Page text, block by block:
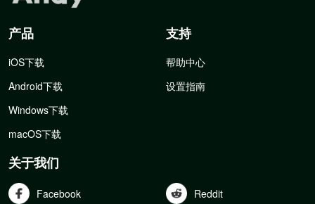
产品
iOS下载
Android下载
Windows下载
macOS下载
支持
帮助中心
设置指南
关于我们
Facebook Reddit